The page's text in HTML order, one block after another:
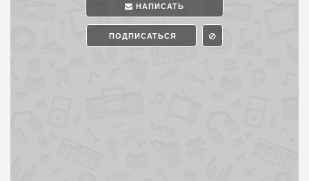
НАПИСАТЬ
ПОДПИСАТЬСЯ